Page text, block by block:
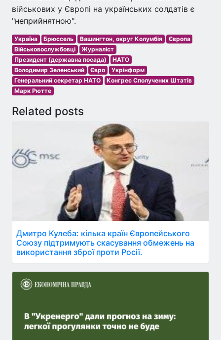
військових у Європі на українських солдатів є
"неприйнятною".
Україна Брюссель Вашингтон, округ Колумбія
Європа
Військовослужбовці
Журналіст
Президент (державна посада)
НАТО
Володимир Зеленський
Євро
Укрінформ
Генеральний секретар НАТО
Конгрес Сполучених Штатів
Марк Рютте
Related posts
Дмитро Кулеба: кілька країн Європейського
Союзу підтримують скасування обмежень на
використання зброї проти Росії.